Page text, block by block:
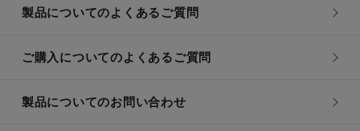
製品についてのよくあるご質問
ご購入についてのよくあるご質問
製品についてのお問い合わせ